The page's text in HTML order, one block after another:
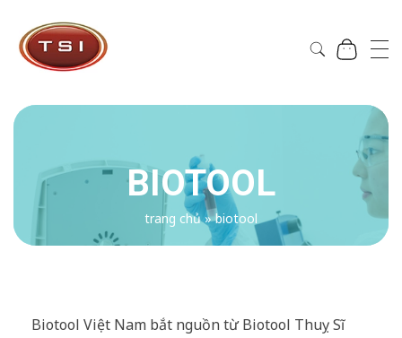
trang chủ»biotool
BIOTOOL
Biotool Việt Nam bắt nguồn từ Biotool Thuỵ Sĩ